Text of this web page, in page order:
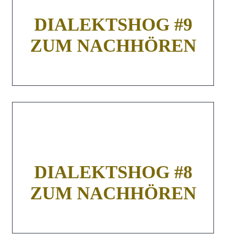
DIALEKTSHOG #9
ZUM NACHHÖREN
DIALEKTSHOG #8
ZUM NACHHÖREN